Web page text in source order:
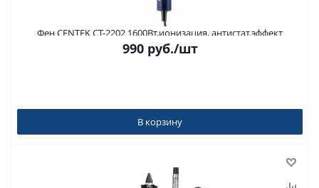
Фен CENTEK CT-2202 1600Вт,ионизация, антистат.эффект
990руб./шт
В корзину